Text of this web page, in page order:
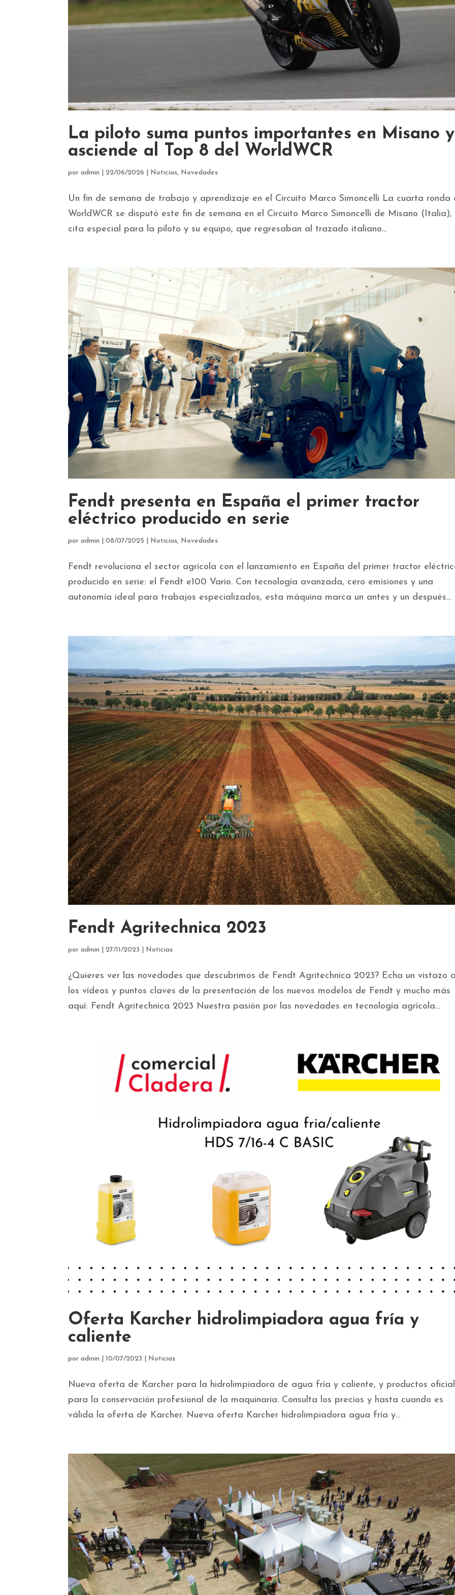
La piloto suma puntos importantes en Misano y
asciende al Top 8 del WorldWCR
poradmin |22/06/2026 Noticias, Novedades
Un fin de semana de trabajo y aprendizaje en el Circuito Marco Simoncelli La cuarta ronda
WorldWCR se disputó este fin de semana en el Circuito Marco Simoncelli de Misano (Italia),
cita especial para la piloto y su equipo, que regresaban al trazado italiano...
Fendt presenta en España el primer tractor
eléctrico producido en serie
poradmin |08/07/2025 Noticias, Novedades
Fendt revoluciona el sector agrícola con el lanzamiento en España del primer tractor
producido en serie: el Fendt e100 Vario. Con tecnología avanzada, cero emisiones y una
autonomía ideal para trabajos especializados, esta máquina marca un antes y un después...
Fendt Agritechnica 2023
poradmin |27/11/2023 Noticias
¿Quieres ver las novedades que descubrimos de Fendt Agritechnica 2023? Echa un vistazo
los vídeos y puntos claves de la presentación de los nuevos modelos de Fendt y mucho más
aquí: Fendt Agritechnica 2023 Nuestra pasión por las novedades en tecnología agrícola...
Oferta Karcher hidrolimpiadora agua fría y
caliente
poradmin |10/07/2023 Noticias
Nueva oferta de Karcher para la hidrolimpiadora de agua fría y caliente, y productos
para la conservación profesional de la maquinaria. Consulta los precios y hasta cuando es
válida la oferta de Karcher. Nueva oferta Karcher hidrolimpiadora agua fría y...